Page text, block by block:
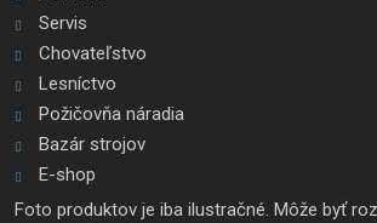
Servis
Chovateľstvo
Lesníctvo
Požičovňa náradia
Bazár strojov
E-shop
Foto produktov je iba ilustračné. Môže byť